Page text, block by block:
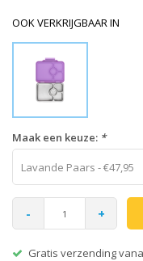
OOK VERKRIJGBAAR IN
Maak een keuze: *
Lavande Paars - €47,95
- +
Gratis verzending